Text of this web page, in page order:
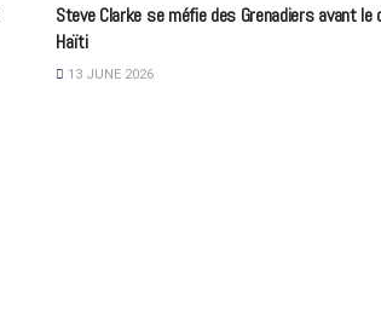
Steve Clarke se méfie des Grenadiers avant le
Haïti
13 JUNE 2026